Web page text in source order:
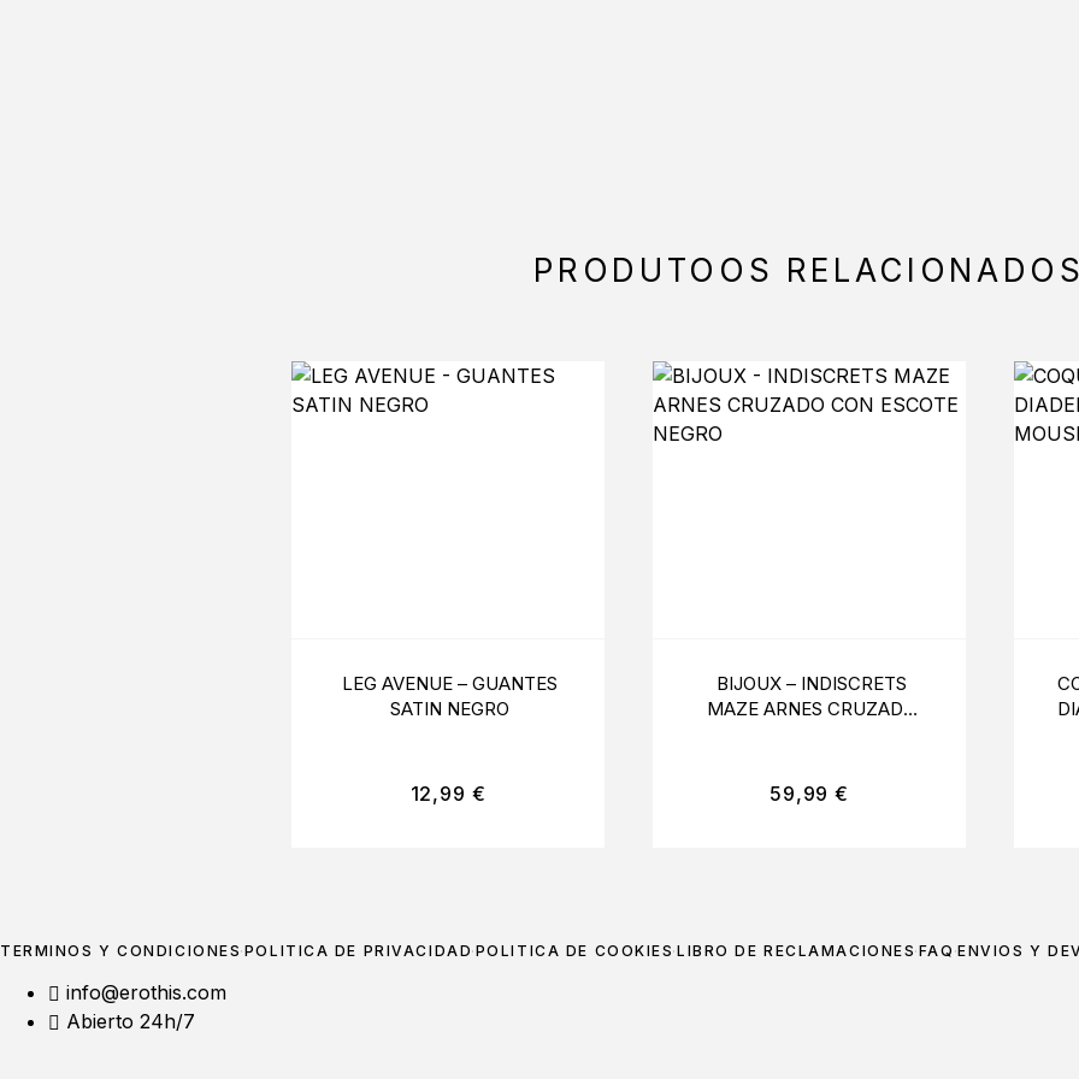
PRODUTOOS
LEG AVENUE – GUANTES
SATIN NEGRO
12,99 €
BIJOUX – INDISCRETS
MAZE ARNES CRUZADO
59,99 €
TÉRMINOS Y CONDICIONESPOLÍTICA DE PRIVACIDADPOLÍTICA DE COOKIESLIBRO DE RECLAMACIONESFAQ ENVÍOS Y
info@erothis.com
Abierto 24h/7